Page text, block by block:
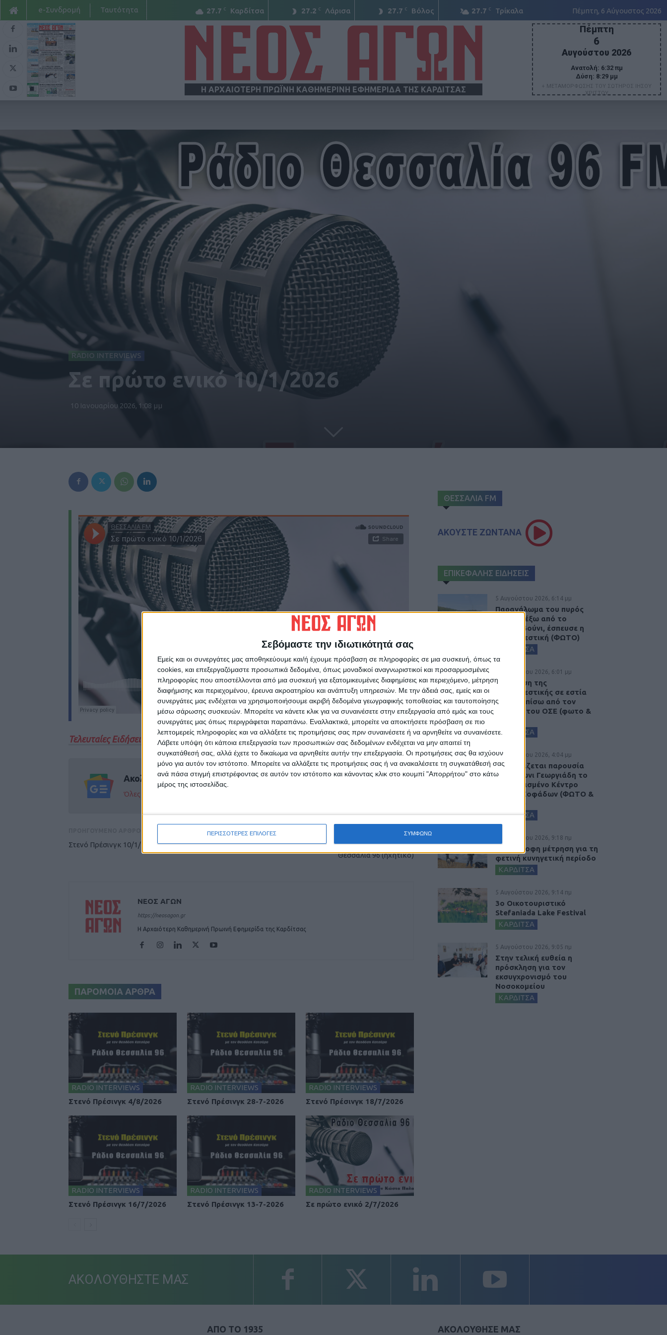
Σεβόμαστε την ιδιωτικότητά σας
Εμείς και οι συνεργάτες μας αποθηκεύουμε και/ή έχουμε πρόσβαση σε πληροφορίες σε μια συσκευή, όπως τα
cookies, και επεξεργαζόμαστε προσωπικά δεδομένα, όπως μοναδικοί αναγνωριστικοί και προσαρμοσμένες
πληροφορίες που αποστέλλονται από μια συσκευή για εξατομικευμένες διαφημίσεις και περιεχόμενο, μέτρηση
διαφήμισης και περιεχομένου, έρευνα ακροατηρίου και ανάπτυξη υπηρεσιών. Με την άδειά σας, εμείς και οι
συνεργάτες μας ενδέχεται να χρησιμοποιήσουμε ακριβή δεδομένα γεωγραφικής τοποθεσίας και ταυτοποίησης
μέσω σάρωσης συσκευών. Μπορείτε να κάνετε κλικ για να συναινέσετε στην επεξεργασία από εμάς και τους
συνεργάτες μας όπως περιγράφεται παραπάνω. Εναλλακτικά, μπορείτε να αποκτήσετε πρόσβαση σε πιο
λεπτομερείς πληροφορίες και να αλλάξετε τις προτιμήσεις σας πριν συναινέσετε ή να αρνηθείτε να συναινέσετε.
Λάβετε υπόψη ότι κάποια επεξεργασία των προσωπικών σας δεδομένων ενδέχεται να μην απαιτεί τη
συγκατάθεσή σας, αλλά έχετε το δικαίωμα να αρνηθείτε αυτήν την επεξεργασία. Οι προτιμήσεις σας θα ισχύουν
μόνο για αυτόν τον ιστότοπο. Μπορείτε να αλλάξετε τις προτιμήσεις σας ή να ανακαλέσετε τη συγκατάθεσή σας
ανά πάσα στιγμή επιστρέφοντας σε αυτόν τον ιστότοπο και κάνοντας κλικ στο κουμπί "Απορρήτου" στο κάτω
μέρος της ιστοσελίδας.
ΠΕΡΙΣΣΟΤΕΡΕΣ ΕΠΙΛΟΓΕΣ ΣΥΜΦΩΝΩ
27.7 C Καρδίτσα 27.2 C Λάρισα 27.7 C Βόλος 27.7 C Τρίκαλα Πέμπτη, 6 Αύγουστος 2026
e-Συνδρομή Ταυτότητα
Η ΑΡΧΑΙΟΤΕΡΗ ΠΡΩΪΝΗ ΚΑΘΗΜΕΡΙΝΗ ΕΦΗΜΕΡΙΔΑ ΤΗΣ ΚΑΡΔΙΤΣΑΣ
ΑΓΩΝ
Πέμπτη
6
Αυγούστου 2026
Ανατολή: 6:32 πμ
Δύση: 8:29 μμ
+ ΜΕΤΑΜΟΡΦΩΣΗΣ ΤΟΥ ΣΩΤΗΡΟΣ ΙΗΣΟΥ
ΧΡΙΣΤΟΥ
RADIO INTERVIEWS
Σε πρώτο ενικό 10/1/2026
10 Ιανουαρίου 2026, 1:08 μμ
Τελευταίες Ειδήσεις Σήμερα
Ακολούθησε την εφημερίδα ΝΕΟΣ ΑΓΩΝ στο Google News!
Όλες οι εξελίξεις στην περιοχή της Καρδίτσας και ευρύτερα της Θεσσαλίας
Στενό Πρέσινγκ 10/1/2026
ΕΠΟΜΕΝΟ ΑΡΘΡΟ
Ο Δημήτρης Σπανός για όλα στο Ράδιο
Θεσσαλία 96 (ηχητικό)
ΝΕΟΣ ΑΓΩΝ
https://neosagon.gr
Η Αρχαιότερη Καθημερινή Πρωινή Εφημερίδα της Καρδίτσας
ΠΑΡΟΜΟΙΑ ΑΡΘΡΑ
RADIO INTERVIEWS
Στενό Πρέσινγκ 4/8/2026
RADIO INTERVIEWS
Στενό Πρέσινγκ 28-7-2026
RADIO INTERVIEWS
Στενό Πρέσινγκ 18/7/2026
RADIO INTERVIEWS
Στενό Πρέσινγκ 16/7/2026
RADIO INTERVIEWS
Στενό Πρέσινγκ 13-7-2026
RADIO INTERVIEWS
Σε πρώτο ενικό 2/7/2026
ΘΕΣΣΑΛΙΑ FM
ΑΚΟΥΣΤΕ ΖΩΝΤΑΝΑ
ΕΠΙΚΕΦΑΛΗΣ ΕΙΔΗΣΕΙΣ
5 Αυγούστου 2026, 6:14 μμ
Παρανάλωμα του πυρός
έγινε ΙΧ έξω από το
Μορφοβούνι, έσπευσε η
Πυροσβεστική (ΦΩΤΟ)
ΚΑΡΔΙΤΣΑ
5 Αυγούστου 2026, 6:01 μμ
Επέμβαση της
Πυροσβεστικής σε εστία
φωτιάς πίσω από τον
σταθμό του ΟΣΕ (φωτο &
ΚΑΡΔΙΤΣΑ
5 Αυγούστου 2026, 4:04 μμ
Εγκαινιάζεται παρουσία
του Άδωνι Γεωργιάδη το
ανακαινισμένο Κέντρο
Υγείας Σοφάδων (ΦΩΤΟ &
ΚΑΡΔΙΤΣΑ
5 Αυγούστου 2026, 9:18 πμ
Αντίστροφη μέτρηση για τη
φετινή κυνηγετική περίοδο
ΚΑΡΔΙΤΣΑ
5 Αυγούστου 2026, 9:14 πμ
3ο Οικοτουριστικό
Stefaniada Lake Festival
ΚΑΡΔΙΤΣΑ
5 Αυγούστου 2026, 9:05 πμ
Στην τελική ευθεία η
πρόσκληση για τον
εκσυγχρονισμό του
Νοσοκομείου
ΚΑΡΔΙΤΣΑ
ΑΚΟΛΟΥΘΗΣΤΕ ΜΑΣ
ΑΠΟ ΤΟ 1935 ΑΚΟΛΟΥΘΗΣΕ ΜΑΣ